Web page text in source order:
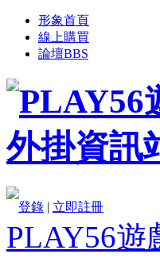
形象首頁
線上購買
論壇BBS
登錄 | 立即註冊
PLAY56遊